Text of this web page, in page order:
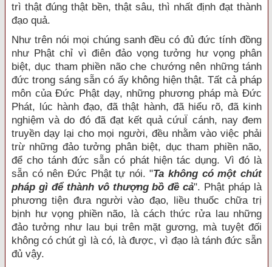
trì thật đúng thật bền, thật sâu, thì nhất định đạt thành
đạo quả.
Như trên nói mọi chúng sanh đều có đủ đức tính đồng
như Phật chỉ vì điên đảo vọng tưởng hư vọng phân
biệt, dục tham phiền não che chướng nên những tánh
đức trong sáng sẵn có ấy không hiện thật. Tất cả pháp
môn của Đức Phật dạy, những phương pháp mà Đức
Phát, lúc hành đạo, đã thật hành, đã hiểu rõ, đã kinh
nghiệm và do đó đã đạt kết quả cứuÏ cánh, nay đem
truyền dạy lại cho mọi người, đều nhằm vào việc phải
trừ những đảo tưởng phân biệt, dục tham phiền não,
để cho tánh đức sẵn có phát hiện tác dụng. Vì đó là
sẵn có nên Đức Phật tự nói. "Ta không có một chút
pháp gì để thành vô thượng bồ đề cả". Phật pháp là
phương tiện đưa người vào đạo, liều thuốc chữa trị
bịnh hư vọng phiền não, là cách thức rửa lau những
đảo tưởng như lau bụi trên mặt gương, mà tuyệt đối
không có chút gì là có, là được, vì đạo là tánh đức sẵn
đủ vậy.